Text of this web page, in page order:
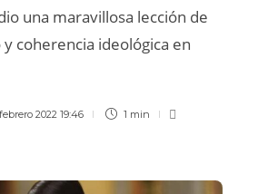
una maravillosa lección de
coherencia ideológica en
2022 19:46 1 min